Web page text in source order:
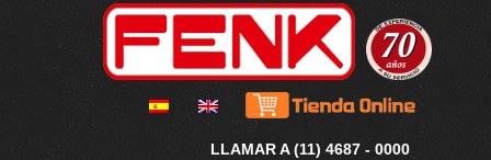
LLAMAR A (11) 4687 - 0000